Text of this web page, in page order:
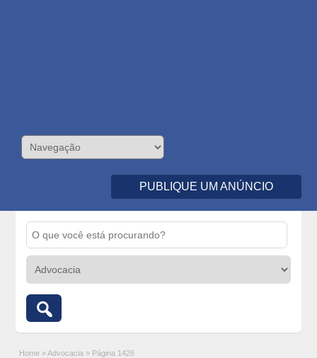
PUBLIQUE UM ANÚNCIO
Home » Advocacia » Página 1426